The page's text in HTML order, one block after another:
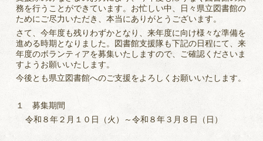
務を行うことができています。お忙しい中、日々県立図書館の
ためにご尽力いただき、本当にありがとうございます。
さて、今年度も残りわずかとなり、来年度に向け様々な準備を
進める時期となりました。図書館支援隊も下記の日程にて、来
年度のボランティアを募集いたしますので、ご確認くださいま
すようお願いいたします。
今後とも県立図書館へのご支援をよろしくお願いいたします。
１ 募集期間
令和８年２月１０日（火）～令和８年３月８日（日）